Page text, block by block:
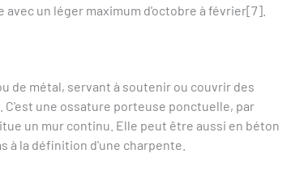
un léger maximum d'octobre à février[7].
de métal, servant à soutenir ou couvrir des
une ossature porteuse ponctuelle, par
un mur continu. Elle peut être aussi en béton
à la définition d'une charpente.